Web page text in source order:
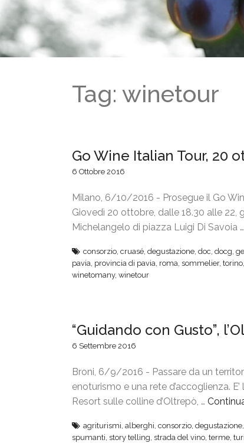
Tag: winetour
Go Wine Italian Tour, 20
6 Ottobre 2016
Milano, 6/10/2016 - Prosegue il Go
Giovedì 20 ottobre, dalle 18.30 alle 22,
Michelangelo di piazza Luigi Di Savoia …
consorzio, cruasé, degustazione, doc, docg,
pavia, provincia di pavia, roma, sommelier, torino,
winetomany, winetour
“Guidando con Gusto”,
6 Settembre 2016
Broni, 6/9/2016 - Passare da un
enoturismo e una rete d’accoglienza.
Resort sulle colline d’Oltrepò, …
agriturismi, alberghi, consorzio, degustazione,
spumanti, story telling, strada del vino, terme,